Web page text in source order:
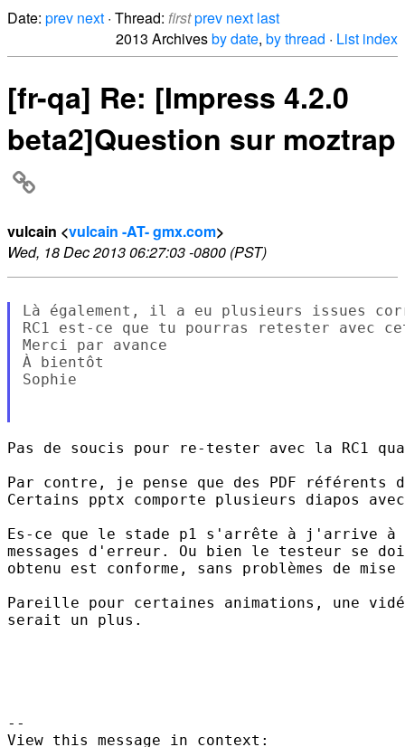
Date: prev next · Thread: firstprev next last
2013 Archivesby date, by thread · List index
[fr-qa] Re: [Impress 4.2.0
beta2]Question sur moztrap
vulcain <vulcain -AT- gmx.com>
Wed, 18 Dec 2013 06:27:03 -0800 (PST)
Là également, il a eu plusieurs issues
RC1 est-ce que tu pourras retester avec
Merci par avance
À bientôt
Sophie
Pas de soucis pour re-tester avec la RC1
Par contre, je pense que des PDF référents
Certains pptx comporte plusieurs diapos
Es-ce que le stade p1 s'arrête à j'arrive à
messages d'erreur. Ou bien le testeur se
obtenu est conforme, sans problèmes de mise
Pareille pour certaines animations, une
serait un plus.
--